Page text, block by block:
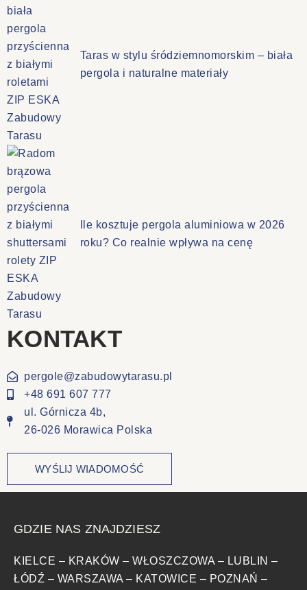
Taras w stylu śródziemnomorskim – biała
pergola i naturalne materiały
Ile kosztuje pergola aluminiowa w 2026
roku? Co realnie wpływa na cenę
KONTAKT
pergole@zabudowytarasu.pl
+48 691 607 777
ul. Górnicza 4b,
26-026 Morawica Polska
WYŚLIJ WIADOMOŚĆ
GDZIE NAS ZNAJDZIESZ
KIELCE – KRAKÓW – WŁOSZCZOWA – LUBLIN –
ŁÓDŹ – WARSZAWA – KATOWICE – POZNAŃ –